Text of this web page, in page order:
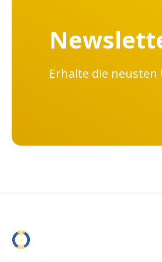
Erhalte die